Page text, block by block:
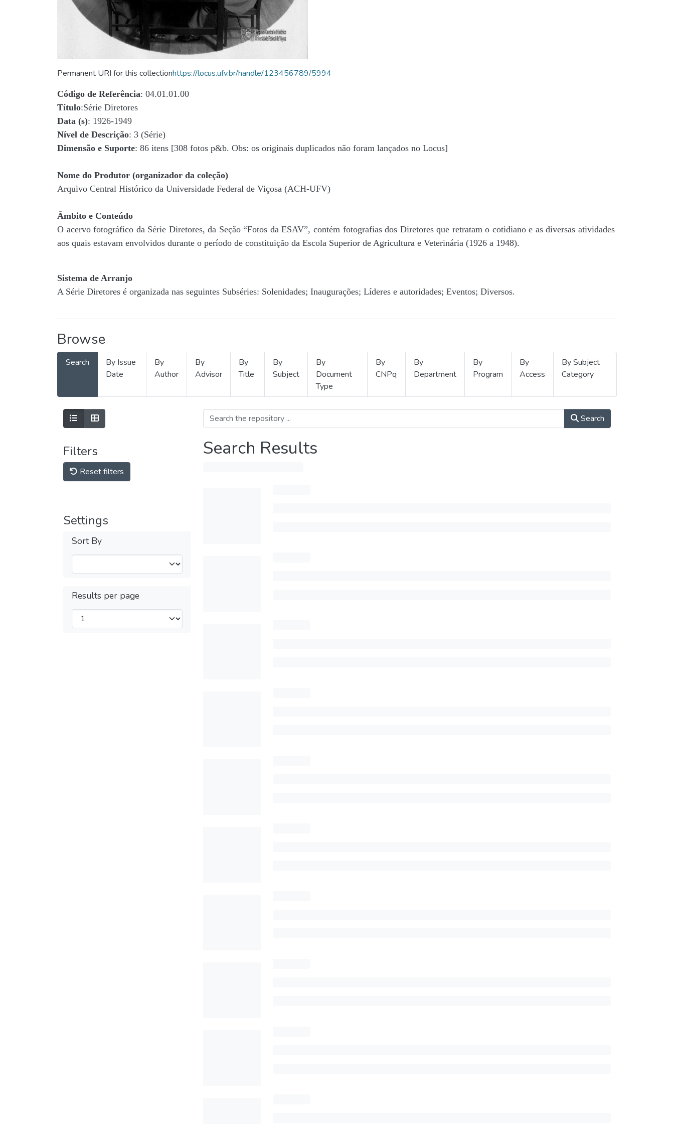
Permanent URI for this collectionhttps://locus.ufv.br/handle/123456789/5994
Código de Referência: 04.01.01.00
Título:Série Diretores
Data (s): 1926-1949
Nível de Descrição: 3 (Série)
Dimensão e Suporte: 86 itens [308 fotos p&b. Obs: os originais duplicados não foram lançados no Locus]
Nome do Produtor (organizador da coleção)
Arquivo Central Histórico da Universidade Federal de Viçosa (ACH-UFV)
Âmbito e Conteúdo
O acervo fotográfico da Série Diretores, da Seção “Fotos da ESAV”, contém fotografias dos Diretores que retratam o cotidiano e as diversas atividades
aos quais estavam envolvidos durante o período de constituição da Escola Superior de Agricultura e Veterinária (1926 a 1948).
Sistema de Arranjo
A Série Diretores é organizada nas seguintes Subséries: Solenidades; Inaugurações; Líderes e autoridades; Eventos; Diversos.
Browse
Search
By Issue
Date
By
Author
By
Advisor
By
Title
By
Subject
By
Document
Type
By
CNPq
By
Department
By
Program
By
Access
By Subject
Category
Filters
Reset filters
Settings
Sort By
Results per page
Search
Search Results